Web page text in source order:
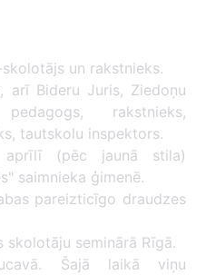
un rakstnieks.
arī Bideru Juris, Ziedoņu
rakstnieks,
tautskolu inspektors.
(pēc jaunā stila)
saimnieka ģimenē.
pareizticīgo draudzes
skolotāju seminārā Rīgā.
Šajā laikā viņu